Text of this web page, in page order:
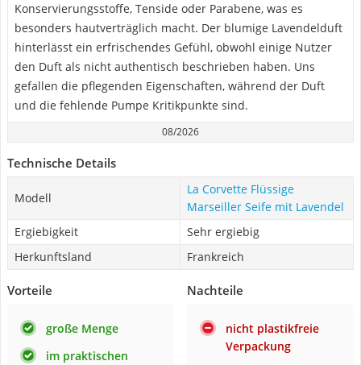
Konservierungsstoffe, Tenside oder Parabene, was es
besonders hautverträglich macht. Der blumige Lavendelduft
hinterlässt ein erfrischendes Gefühl, obwohl einige Nutzer
den Duft als nicht authentisch beschrieben haben. Uns
gefallen die pflegenden Eigenschaften, während der Duft
und die fehlende Pumpe Kritikpunkte sind.
08/2026
Technische Details
Modell
La Corvette Flüssige
Marseiller Seife mit Lavendel
Ergiebigkeit
Sehr ergiebig
Herkunftsland
Frankreich
Vorteile
große Menge
im praktischen
Nachteile
nicht plastikfreie
Verpackung